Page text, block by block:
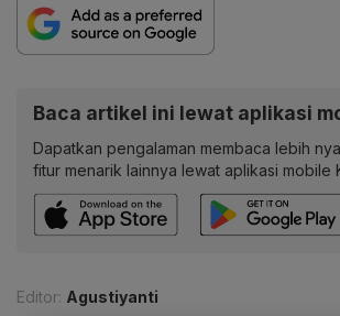
Baca artikel ini lewat aplikasi
Dapatkan pengalaman membaca lebih
fitur menarik lainnya lewat aplikasi mobile
Editor: Agustiyanti